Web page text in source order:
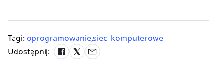
Tagi: oprogramowanie,sieci komputerowe
Udostępnij: